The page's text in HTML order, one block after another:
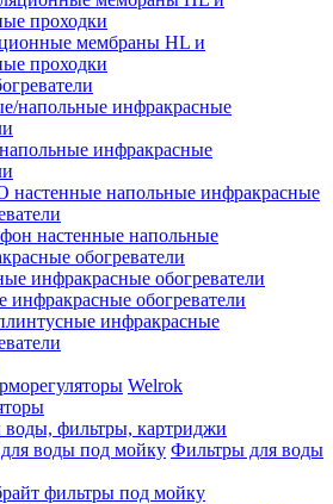
мембраны HL и
проходки
инфракрасные
настенные напольные инфракрасные
настенные напольные
обогреватели
инфракрасные обогреватели
инфракрасные
Welrok
фильтры, картриджи
Фильтры для воды
фильтры под мойку